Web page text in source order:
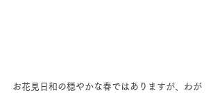
お花見日和の穏やかな春ではありますが、わが